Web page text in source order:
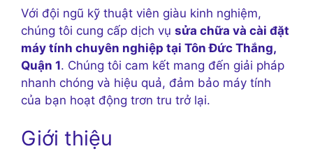
Với đội ngũ kỹ thuật viên giàu kinh nghiệm,
chúng tôi cung cấp dịch vụ sửa chữa và cài đặt
máy tính chuyên nghiệp tại Tôn Đức Thắng,
Quận 1. Chúng tôi cam kết mang đến giải pháp
nhanh chóng và hiệu quả, đảm bảo máy tính
của bạn hoạt động trơn tru trở lại.
Giới thiệu